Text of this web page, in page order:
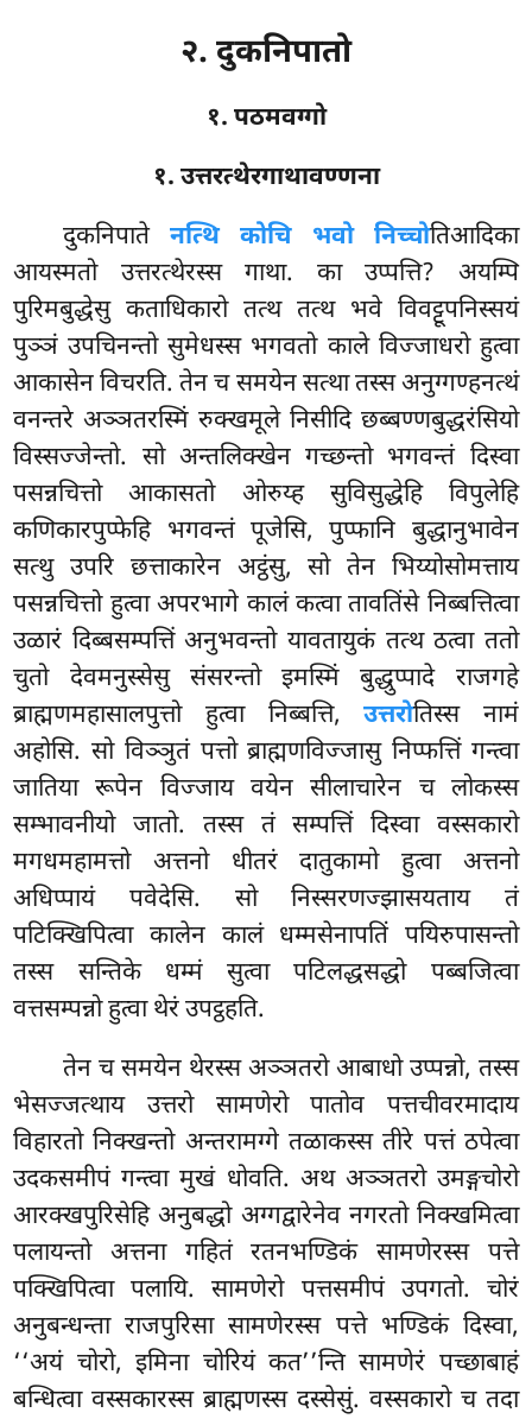
२. दुकनिपातो
१. पठमवग्गो
१. उत्तरत्थेरगाथावण्णना
दुकनिपातेनत्थि कोचि भवो निच्चोतिआदिका
आयस्मतो उत्तरत्थेरस्स गाथा. का उप्पत्ति? अयम्पि
पुरिमबुद्धेसु कताधिकारो तत्थ तत्थ भवे विवट्टूपनिस्सयं
पुञ्ञं उपचिनन्तो सुमेधस्स भगवतो काले विज्जाधरो हुत्वा
आकासेन विचरति. तेन च समयेन सत्था तस्स अनुग्गण्हनत्थं
वनन्तरे अञ्ञतरस्मिं रुक्खमूले निसीदि छब्बण्णबुद्धरंसियो
विस्सज्जेन्तो. सो अन्तलिक्खेन गच्छन्तो भगवन्तं दिस्वा
पसन्नचित्तो आकासतो ओरुय्ह सुविसुद्धेहि विपुलेहि
कणिकारपुप्फेहि भगवन्तं पूजेसि, पुप्फानि बुद्धानुभावेन
सत्थु उपरि छत्ताकारेन अट्ठंसु, सो तेन भिय्योसोमत्ताय
पसन्नचित्तो हुत्वा अपरभागे कालं कत्वा तावतिंसे निब्बत्तित्वा
उळारं दिब्बसम्पत्तिं अनुभवन्तो यावतायुकं तत्थ ठत्वा ततो
चुतो देवमनुस्सेसु संसरन्तो इमस्मिं बुद्धुप्पादे राजगहे
ब्राह्मणमहासालपुत्तो हुत्वा निब्बत्ति,उत्तरोतिस्स नामं
अहोसि. सो विञ्ञुतं पत्तो ब्राह्मणविज्जासु निप्फत्तिं गन्त्वा
जातिया रूपेन विज्जाय वयेन सीलाचारेन च लोकस्स
सम्भावनीयो जातो. तस्स तं सम्पत्तिं दिस्वा वस्सकारो
मगधमहामत्तो अत्तनो धीतरं दातुकामो हुत्वा अत्तनो
अधिप्पायं पवेदेसि. सो निस्सरणज्झासयताय तं
पटिक्खिपित्वा कालेन कालं धम्मसेनापतिं पयिरुपासन्तो
तस्स सन्तिके धम्मं सुत्वा पटिलद्धसद्धो पब्बजित्वा
वत्तसम्पन्नो हुत्वा थेरं उपट्ठहति.
तेन च समयेन थेरस्स अञ्ञतरो आबाधो उप्पन्नो, तस्स
भेसज्जत्थाय उत्तरो सामणेरो पातोव पत्तचीवरमादाय
विहारतो निक्खन्तो अन्तरामग्गे तळाकस्स तीरे पत्तं ठपेत्वा
उदकसमीपं गन्त्वा मुखं धोवति. अथ अञ्ञतरो उमङ्गचोरो
आरक्खपुरिसेहिअनुबद्धो अग्गद्वारेनेव नगरतो निक्खमित्वा
पलायन्तो अत्तना गहितं रतनभण्डिकं सामणेरस्स पत्ते
पक्खिपित्वा पलायि. सामणेरो पत्तसमीपं उपगतो. चोरं
अनुबन्धन्ता राजपुरिसासामणेरस्स पत्ते भण्डिकं दिस्वा,
‘‘अयं चोरो, इमिना चोरियं कत’’न्ति सामणेरं पच्छाबाहं
बन्धित्वा वस्सकारस्स ब्राह्मणस्स दस्सेसुं. वस्सकारो च तदा